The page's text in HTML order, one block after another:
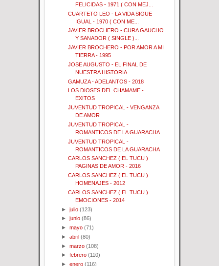
FELICIDAS - 1971 ( CON MEJ...
CUARTETO LEO - LA VIDA SIGUE
IGUAL - 1970 ( CON ME...
JAVIER BROCHERO - CURA GAUCHO
Y SANADOR ( SINGLE )...
JAVIER BROCHERO - POR AMOR A MI
TIERRA - 1995
JOSE AUGUSTO - EL FINAL DE
NUESTRA HISTORIA
GAMUZA - ADELANTOS - 2018
LOS DIOSES DEL CHAMAME -
EXITOS
JUVENTUD TROPICAL - VENGANZA
DE AMOR
JUVENTUD TROPICAL -
ROMANTICOS DE LA GUARACHA
JUVENTUD TROPICAL -
ROMANTICOS DE LA GUARACHA
CARLOS SANCHEZ ( EL TUCU )
PAGINAS DE AMOR - 2016
CARLOS SANCHEZ ( EL TUCU )
HOMENAJES - 2012
CARLOS SANCHEZ ( EL TUCU )
EMOCIONES - 2014
►julio (123)
►junio (86)
►mayo (71)
►abril (80)
►marzo (108)
►febrero (110)
►enero (116)